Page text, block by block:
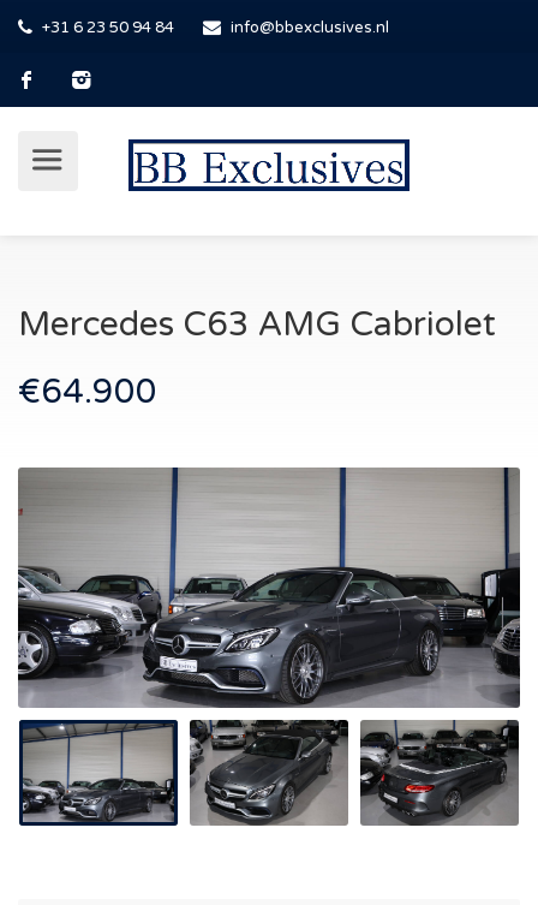
+31 6 23 50 94 84 info@bbexclusives.nl
Mercedes C63 AMG Cabriolet
€64.900